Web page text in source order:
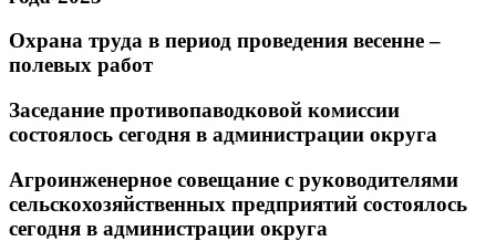
Охрана труда в период проведения весенне –
полевых работ
Заседание противопаводковой комиссии
состоялось сегодня в администрации округа
Агроинженерное совещание с руководителями
сельскохозяйственных предприятий состоялось
сегодня в администрации округа